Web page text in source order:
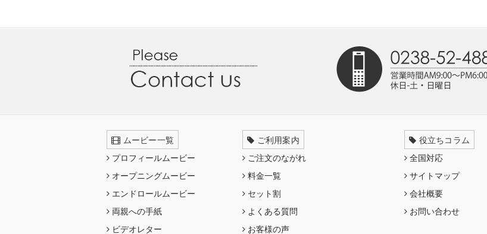
ムービー一覧
プロフィールムービー
オープニングムービー
エンドロールムービー
両親への手紙
ビデオレター
ご利用案内
ご注文のながれ
料金一覧
セット割
よくある質問
お客様の声
役立ちコラム
全国対応
サイトマップ
会社概要
お問い合わせ